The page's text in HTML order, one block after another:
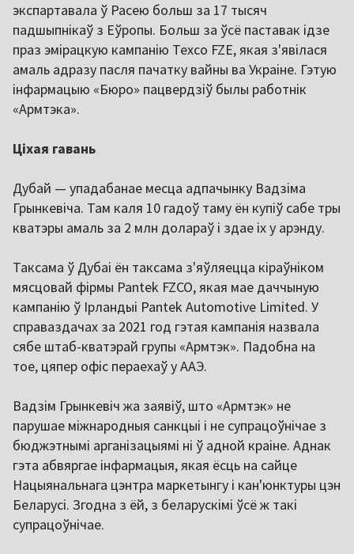
экспартавала ў Расею больш за 17 тысяч
падшыпнікаў з Еўропы. Больш за ўсё паставак ідзе
праз эмірацкую кампанію Texco FZE, якая з'явілася
амаль адразу пасля пачатку вайны ва Украіне. Гэтую
інфармацыю «Бюро» пацвердзіў былы работнік
«Армтэка».
Ціхая гавань
Дубай — упадабанае месца адпачынку Вадзіма
Грынкевіча. Там каля 10 гадоў таму ён купіў сабе тры
кватэры амаль за 2 млн долараў і здае іх у арэнду.
Таксама ў Дубаі ён таксама з'яўляецца кіраўніком
мясцовай фірмы Pantek FZCO, якая мае даччыную
кампанію ў Ірландыі Pantek Automotive Limited. У
справаздачах за 2021 год гэтая кампанія назвала
сябе штаб-кватэрай групы «Армтэк». Падобна на
тое, цяпер офіс пераехаў у ААЭ.
Вадзім Грынкевіч жа заявіў, што «Армтэк» не
парушае міжнародныя санкцыі і не супрацоўнічае з
бюджэтнымі арганізацыямі ні ў адной краіне. Аднак
гэта абвяргае інфармацыя, якая ёсць на сайце
Нацыянальнага цэнтра маркетынгу і кан'юнктуры цэн
Беларусі. Згодна з ёй, з беларускімі ўсё ж такі
супрацоўнічае.